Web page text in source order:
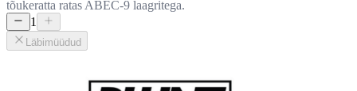
tõukeratta ratas ABEC-9 laagritega.
1
Läbimüüdud